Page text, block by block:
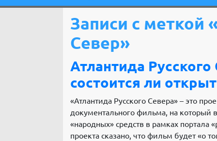
Записи с меткой
Север»
Атлантида Русского
состоится ли
«Атлантида Русского Севера» – это
документального фильма, на который
«народных» средств в рамках портала
проекта сказано, что фильм будет «о